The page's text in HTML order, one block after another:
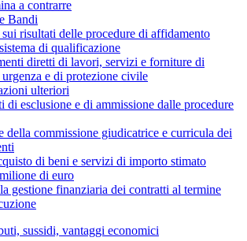
a contrarre
Bandi
risultati delle procedure di affidamento
di qualificazione
diretti di lavori, servizi e forniture di
urgenza e di protezione civile
ulteriori
di esclusione e di ammissione dalle procedure
della commissione giudicatrice e curricula dei
di beni e servizi di importo stimato
di euro
gestione finanziaria dei contratti al termine
sussidi, vantaggi economici